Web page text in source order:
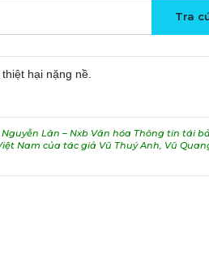
hại nặng nề.
Lân – Nxb Văn hóa Thông tin tái
Nam của tác giả Vũ Thuý Anh, Vũ